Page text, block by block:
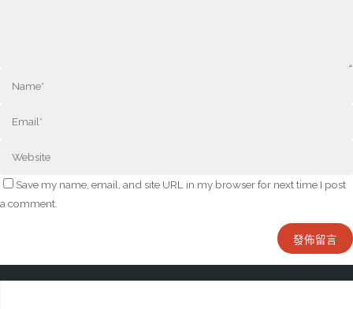
Save my name, email, and site URL in my browser for next time I post
a comment.